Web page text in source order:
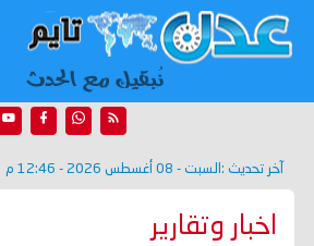
آخر تحديث : السبت - 08 أغسطس 2026 - 12:46 م
اخبار وتقارير